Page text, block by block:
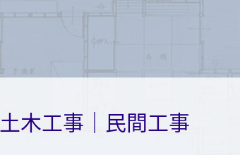
土木工事｜民間工事